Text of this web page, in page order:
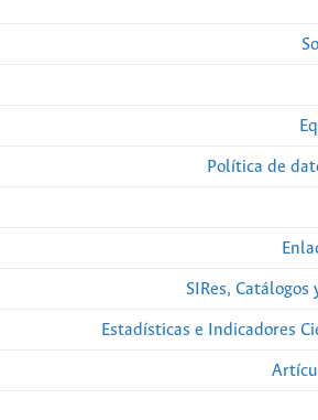
Política de
SIRes, Catálogos
Estadísticas e Indicadores